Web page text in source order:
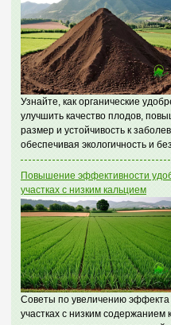
Узнайте, как органические
улучшить качество плодов,
размер и устойчивость к
обеспечивая экологичность и
Повышение эффективности
участках с низким кальцием
Советы по увеличению эффекта
участках с низким содержанием